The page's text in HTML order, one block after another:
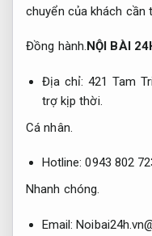
chuyển của khách cần
Đồng hành. NỘI BÀI
Địa chỉ: 421 Tam
trợ kịp thời.
Cá nhân.
Hotline: 0943 802
Nhanh chóng.
Email: